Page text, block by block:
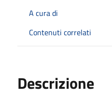
A cura di
Contenuti correlati
Descrizione